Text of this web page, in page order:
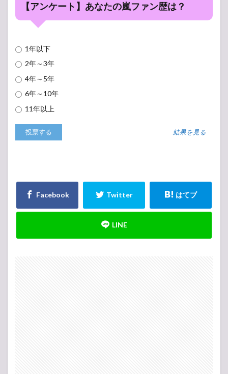
【アンケート】あなたの嵐ファン歴は？
1年以下
2年～3年
4年～5年
6年～10年
11年以上
結果を見る